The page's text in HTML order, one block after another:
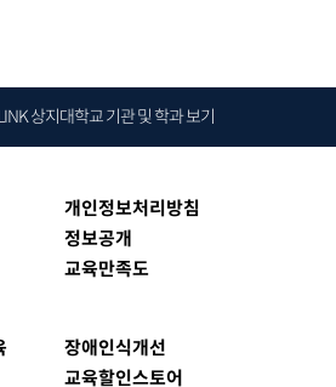
상지대학교 기관 및 학과 보기
개인정보처리방침
정보공개
교육만족도
장애인식개선
교육할인스토어